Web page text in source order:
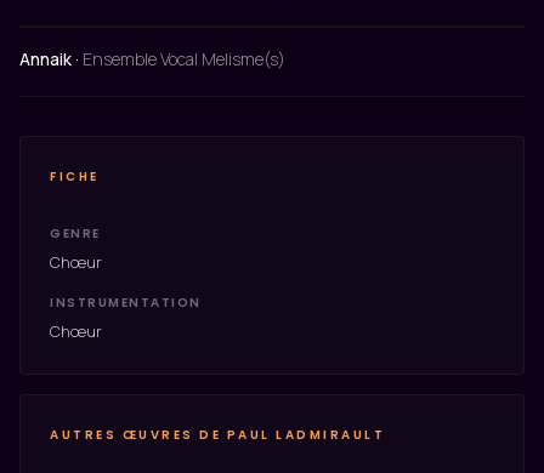
Annaik · Ensemble Vocal Melisme(s)
FICHE
GENRE
Chœur
INSTRUMENTATION
Chœur
AUTRES ŒUVRES DE PAUL LADMIRAULT